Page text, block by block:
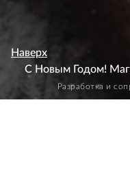
Наверх
С Новым Годом!
Разработка и